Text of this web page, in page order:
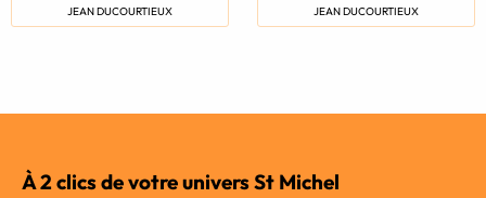
JEAN DUCOURTIEUX JEAN DUCOURTIEUX
À 2 clics de votre univers St Michel